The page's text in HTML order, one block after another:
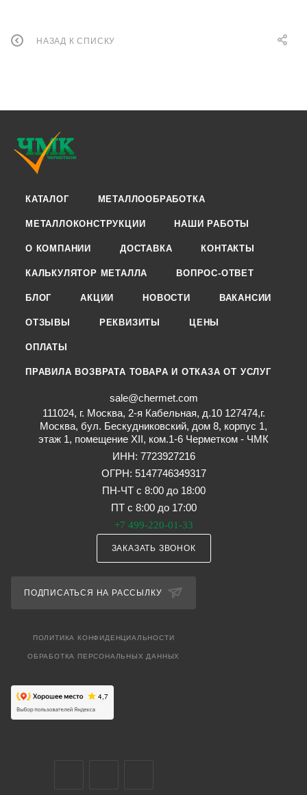
НАЗАД К СПИСКУ
КАТАЛОГ МЕТАЛЛООБРАБОТКА
МЕТАЛЛОКОНСТРУКЦИИ НАШИ РАБОТЫ
О КОМПАНИИ ДОСТАВКА КОНТАКТЫ
КАЛЬКУЛЯТОР МЕТАЛЛА ВОПРОС-ОТВЕТ
БЛОГ АКЦИИ НОВОСТИ ВАКАНСИИ
ОТЗЫВЫ РЕКВИЗИТЫ ЦЕНЫ
ОПЛАТЫ
ПРАВИЛА ВОЗВРАТА ТОВАРА И ОТКАЗА ОТ УСЛУГ
sale@chermet.com
111024, г. Москва, 2-я Кабельная, д.10 127474,г.
Москва, бул. Бескудниковский, дом 8, корпус 1,
этаж 1, помещение XII, ком.1-6 Черметком - ЧМК
ИНН: 7723927216
ОГРН: 5147746349317
ПН-ЧТ с 8:00 до 18:00
ПТ с 8:00 до 17:00
+7 499-220-01-33
ЗАКАЗАТЬ ЗВОНОК
ПОДПИСАТЬСЯ НА РАССЫЛКУ
ПОЛИТИКА КОНФИДЕНЦИАЛЬНОСТИ
ОБРАБОТКА ПЕРСОНАЛЬНЫХ ДАННЫХ